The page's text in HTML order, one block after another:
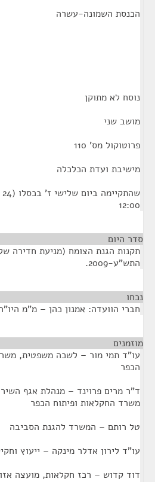
השמונה-עשרה
לא מתוקן
שני
מס' 110
ועדת הכלכלה
היום
הגנת הצומח (מניעת חדירה של
2009.
¶
הוועדה: אמנון כהן – מ"מ היו"ר
¶
תמי מור – לשכה משפטית, משרד
מרים פרוינד – מנהלת אגף
החקלאות ופיתוח הכפר
רותם – המשרד להגנת הסביבה
לירון אדלר מינקה – ייעוץ
קדוש – רכז חקלאות, מועצה אזורית